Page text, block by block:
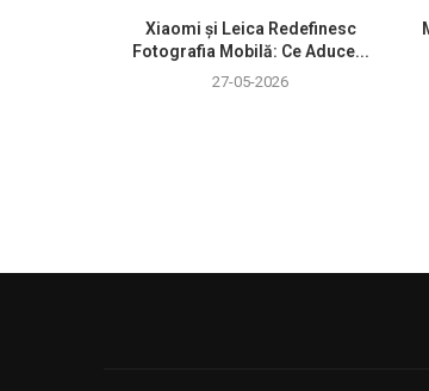
Xiaomi și Leica Redefinesc
Fotografia Mobilă: Ce Aduce...
27-05-2026